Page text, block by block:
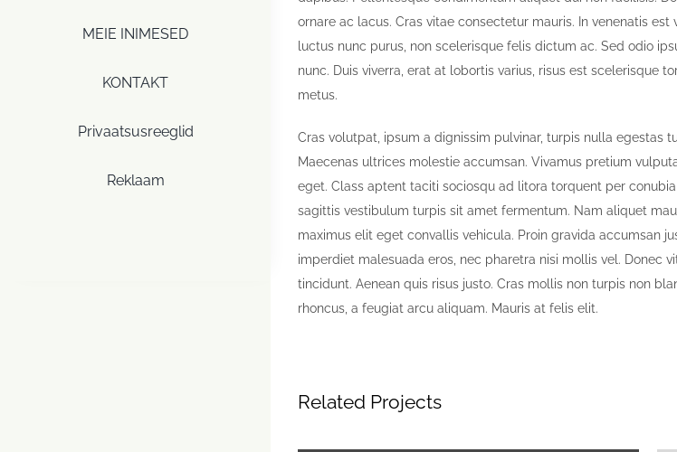
MEIE INIMESED
KONTAKT
Privaatsusreeglid
Reklaam
ornare ac lacus. Cras vitae consectetur mauris. In venenatis
luctus nunc purus, non scelerisque felis dictum ac. Sed odio
nunc. Duis viverra, erat at lobortis varius, risus est scelerisque
metus.
Cras volutpat, ipsum a dignissim pulvinar, turpis nulla egestas
Maecenas ultrices molestie accumsan. Vivamus pretium
eget. Class aptent taciti sociosqu ad litora torquent per
sagittis vestibulum turpis sit amet fermentum. Nam aliquet
maximus elit eget convallis vehicula. Proin gravida accumsan
imperdiet malesuada eros, nec pharetra nisi mollis vel. Donec
tincidunt. Aenean quis risus justo. Cras mollis non turpis non
rhoncus, a feugiat arcu aliquam. Mauris at felis elit.
Related Projects